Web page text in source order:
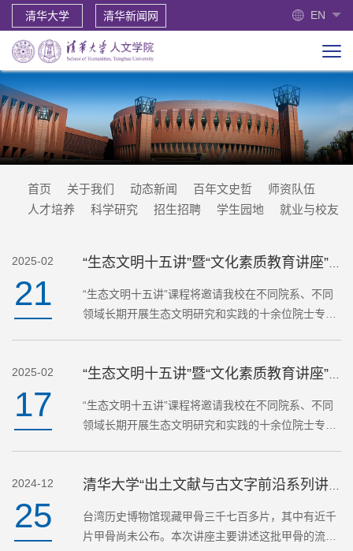
EN
清华大学 清华新闻网
首页 关于我们 动态新闻 百年文史哲
师资队伍
人才培养
科学研究 招生招聘 学生园地 就业与校友
2025-02
21
“生态文明十五讲”课程将邀请我校在不同院系、不同
领域长期开展生态文明研究和实践的十余位院士专家
践，分析生态文…
2025-02
17
“生态文明十五讲”课程将邀请我校在不同院系、不同
领域长期开展生态文明研究和实践的十余位院士专家
践，分析生态文…
2024-12
25
台湾历史博物馆现藏甲骨三千七百多片，其中有近千
片甲骨尚未公布。本次讲座主要讲述这批甲骨的流转